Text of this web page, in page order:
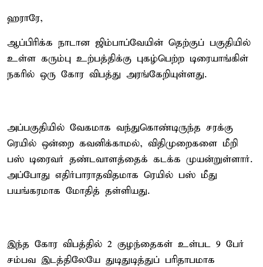
ஹராரே,
ஆப்பிரிக்க நாடான ஜிம்பாப்வேயின் தெற்குப் பகுதியில்
உள்ள கரும்பு உற்பத்திக்கு புகழ்பெற்ற டிரையாங்கிள்
நகரில் ஒரு கோர விபத்து அரங்கேறியுள்ளது.
அப்பகுதியில் வேகமாக வந்துகொண்டிருந்த சரக்கு
ரெயில் ஒன்றை கவனிக்காமல், விதிமுறைகளை மீறி
பஸ் டிரைவர் தண்டவாளத்தைக் கடக்க முயன்றுள்ளார்.
அப்போது எதிர்பாராதவிதமாக ரெயில் பஸ் மீது
பயங்கரமாக மோதித் தள்ளியது.
இந்த கோர விபத்தில் 2 குழந்தைகள் உள்பட 9 பேர்
சம்பவ இடத்திலேயே துடிதுடித்துப் பரிதாபமாக